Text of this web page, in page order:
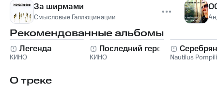
За ширмами
Смысловые Галлюцинации
Рекомендованные альбомы
Легенда
КИНО
Последний герой
КИНО Nautilus
О треке